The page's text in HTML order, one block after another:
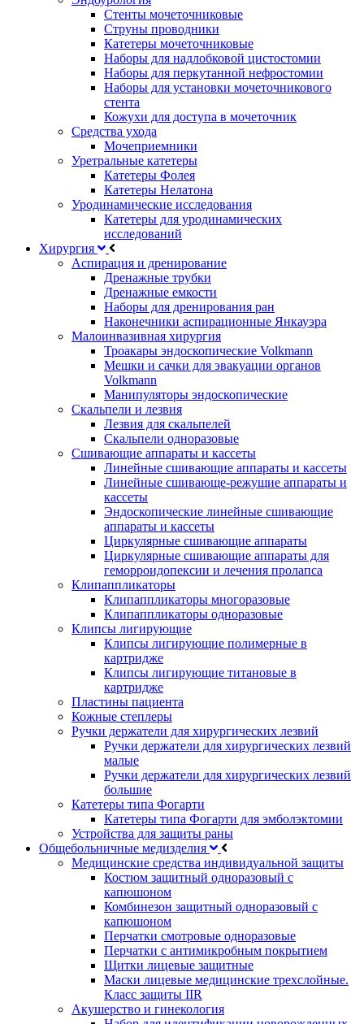
Стенты мочеточниковые
Струны проводники
Катетеры мочеточниковые
Наборы для надлобковой цистостомии
Наборы для перкутанной нефростомии
Наборы для установки мочеточникового
стента
Кожухи для доступа в мочеточник
Средства ухода
Мочеприемники
Уретральные катетеры
Катетеры Фолея
Катетеры Нелатона
Уродинамические исследования
Катетеры для уродинамических
исследований
Хирургия
Аспирация и дренирование
Дренажные трубки
Дренажные емкости
Наборы для дренирования ран
Наконечники аспирационные Янкауэра
Малоинвазивная хирургия
Троакары эндоскопические Volkmann
Мешки и сачки для эвакуации органов
Volkmann
Манипуляторы эндоскопические
Скальпели и лезвия
Лезвия для скальпелей
Скальпели одноразовые
Сшивающие аппараты и кассеты
Линейные сшивающие аппараты и кассеты
Линейные сшивающе-режущие аппараты и
кассеты
Эндоскопические линейные сшивающие
аппараты и кассеты
Циркулярные сшивающие аппараты
Циркулярные сшивающие аппараты для
геморроидопексии и лечения пролапса
Клипаппликаторы
Клипаппликаторы многоразовые
Клипаппликаторы одноразовые
Клипсы лигирующие
Клипсы лигирующие полимерные в
картридже
Клипсы лигирующие титановые в
картридже
Пластины пациента
Кожные степлеры
Ручки держатели для хирургических лезвий
Ручки держатели для хирургических лезвий
малые
Ручки держатели для хирургических лезвий
большие
Катетеры типа Фогарти
Катетеры типа Фогарти для эмболэктомии
Устройства для защиты раны
Общебольничные медизделия
Медицинские средства индивидуальной защиты
Костюм защитный одноразовый с
капюшоном
Комбинезон защитный одноразовый с
капюшоном
Перчатки смотровые одноразовые
Перчатки с антимикробным покрытием
Щитки лицевые защитные
Маски лицевые медицинские трехслойные.
Класс защиты IIR
Акушерство и гинекология